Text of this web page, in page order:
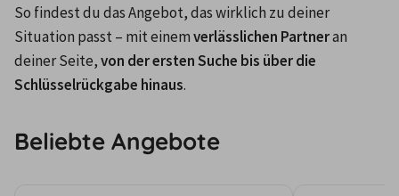
So findest du das Angebot, das wirklich zu deiner
Situation passt – mit einem verlässlichen Partner an
deiner Seite, von der ersten Suche bis über die
Schlüsselrückgabe hinaus.
Beliebte Angebote